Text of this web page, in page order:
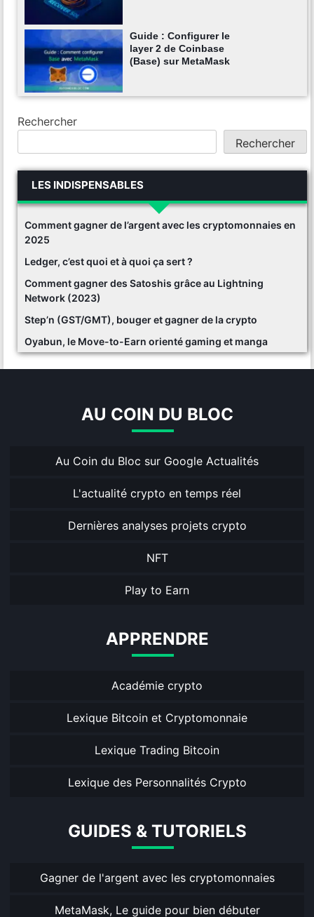
Guide : Configurer le
layer 2 de Coinbase
(Base) sur MetaMask
Rechercher
Rechercher
LES INDISPENSABLES
Comment gagner de l’argent avec les cryptomonnaies en
2025
Ledger, c’est quoi et à quoi ça sert ?
Comment gagner des Satoshis grâce au Lightning
Network (2023)
Step’n (GST/GMT), bouger et gagner de la crypto
Oyabun, le Move-to-Earn orienté gaming et manga
AU COIN DU BLOC
Au Coin du Bloc sur Google Actualités
L'actualité crypto en temps réel
Dernières analyses projets crypto
NFT
Play to Earn
APPRENDRE
Académie crypto
Lexique Bitcoin et Cryptomonnaie
Lexique Trading Bitcoin
Lexique des Personnalités Crypto
GUIDES & TUTORIELS
Gagner de l'argent avec les cryptomonnaies
MetaMask, Le guide pour bien débuter